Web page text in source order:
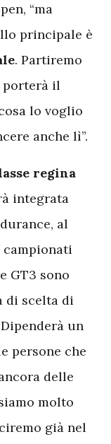
“ma
principale è
. Partiremo
porterà il
lo voglio
anche lì”.
regina
integrata
al
campionati
GT3 sono
di scelta di
un
persone che
delle
molto
già nel